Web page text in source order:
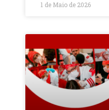
1 de Maio de 2026